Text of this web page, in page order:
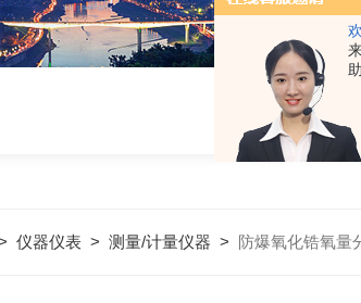
仪器仪表> 测量/计量仪器 > 防爆氧化锆氧量